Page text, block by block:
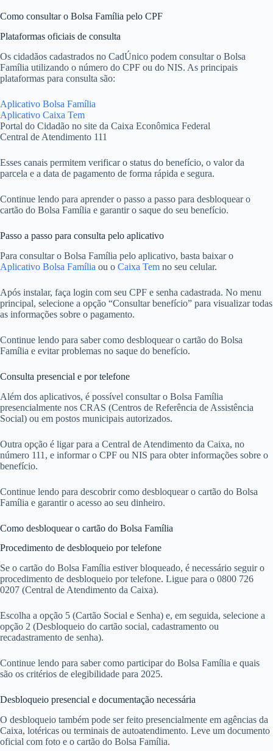
Como consultar o Bolsa Família pelo CPF
Plataformas oficiais de consulta
Os cidadãos cadastrados no CadÚnico podem consultar o Bolsa
Família utilizando o número do CPF ou do NIS. As principais
plataformas para consulta são:
Aplicativo Bolsa Família
Aplicativo Caixa Tem
Portal do Cidadão no site da Caixa Econômica Federal
Central de Atendimento 111
Esses canais permitem verificar o status do benefício, o valor da
parcela e a data de pagamento de forma rápida e segura.
Continue lendo para aprender o passo a passo para desbloquear o
cartão do Bolsa Família e garantir o saque do seu benefício.
Passo a passo para consulta pelo aplicativo
Para consultar o Bolsa Família pelo aplicativo, basta baixar o
Aplicativo Bolsa Família ou o Caixa Tem no seu celular.
Após instalar, faça login com seu CPF e senha cadastrada. No menu
principal, selecione a opção “Consultar benefício” para visualizar todas
as informações sobre o pagamento.
Continue lendo para saber como desbloquear o cartão do Bolsa
Família e evitar problemas no saque do benefício.
Consulta presencial e por telefone
Além dos aplicativos, é possível consultar o Bolsa Família
presencialmente nos CRAS (Centros de Referência de Assistência
Social) ou em postos municipais autorizados.
Outra opção é ligar para a Central de Atendimento da Caixa, no
número 111, e informar o CPF ou NIS para obter informações sobre o
benefício.
Continue lendo para descobrir como desbloquear o cartão do Bolsa
Família e garantir o acesso ao seu dinheiro.
Como desbloquear o cartão do Bolsa Família
Procedimento de desbloqueio por telefone
Se o cartão do Bolsa Família estiver bloqueado, é necessário seguir o
procedimento de desbloqueio por telefone. Ligue para o 0800 726
0207 (Central de Atendimento da Caixa).
Escolha a opção 5 (Cartão Social e Senha) e, em seguida, selecione a
opção 2 (Desbloqueio do cartão social, cadastramento ou
recadastramento de senha).
Continue lendo para saber como participar do Bolsa Família e quais
são os critérios de elegibilidade para 2025.
Desbloqueio presencial e documentação necessária
O desbloqueio também pode ser feito presencialmente em agências da
Caixa, lotéricas ou terminais de autoatendimento. Leve um documento
oficial com foto e o cartão do Bolsa Família.